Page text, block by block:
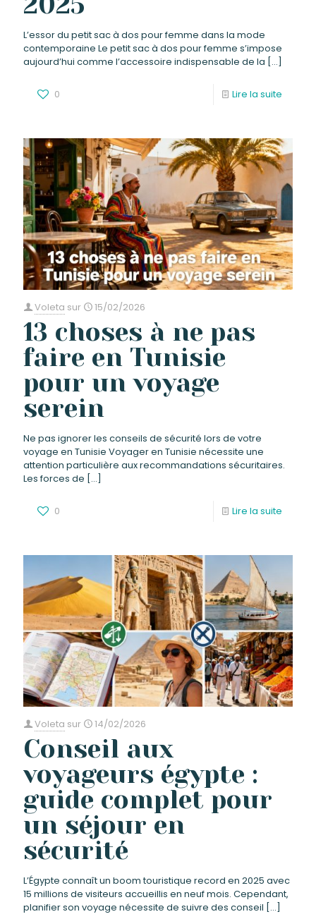
L’essor du petit sac à dos pour femme dans la mode
contemporaine Le petit sac à dos pour femme s’impose
aujourd’hui comme l’accessoire indispensable de la […]
0 Lire la suite
Voleta sur 15/02/2026
13 choses à ne pas
faire en Tunisie
pour un voyage
serein
Ne pas ignorer les conseils de sécurité lors de votre
voyage en Tunisie Voyager en Tunisie nécessite une
attention particulière aux recommandations sécuritaires.
Les forces de […]
0 Lire la suite
Voleta sur 14/02/2026
Conseil aux
voyageurs égypte :
guide complet pour
un séjour en
sécurité
L’Égypte connaît un boom touristique record en 2025 avec
15 millions de visiteurs accueillis en neuf mois. Cependant,
planifier son voyage nécessite de suivre des conseil […]